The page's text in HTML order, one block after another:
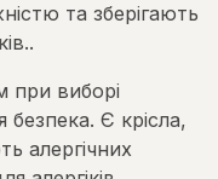
та зберігають
виборі
безпека. Є крісла,
алергічних